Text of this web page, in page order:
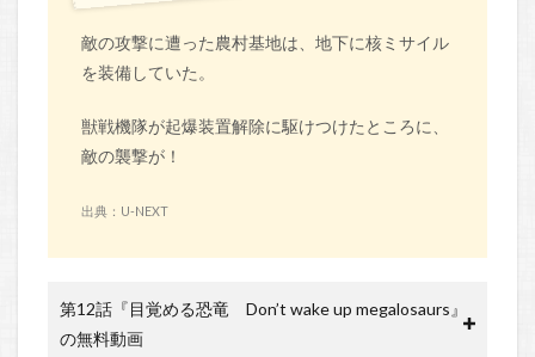
敵の攻撃に遭った農村基地は、地下に核ミサイル
を装備していた。
獣戦機隊が起爆装置解除に駆けつけたところに、
敵の襲撃が！
出典：U-NEXT
第12話『目覚める恐竜 Don’t wake up megalosaurs』
の無料動画